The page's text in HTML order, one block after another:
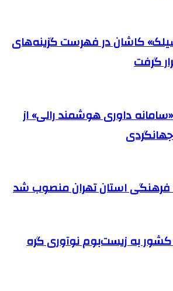
کاشان در فهرست گزینه‌های
گرفت
«سامانه داوری هوشمند رالی» از
فرهنگی استان تهران منصوب شد
کشور به زیست‌بوم نوآوری گره